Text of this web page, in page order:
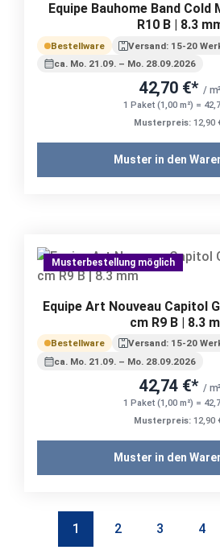
Equipe Bauhome Band
R10 B | 8.3
Bestellware
Versand: 15-20
ca. Mo. 21.09. – Mo. 28.09.2026
42,70 €* / m²
1 Paket (1,00 m²) =
Musterpreis: 12,90
Muster in den
Musterbestellung möglich
Equipe Art Nouveau Capitol
cm R9 B | 8.3
Bestellware
Versand: 15-20
ca. Mo. 21.09. – Mo. 28.09.2026
42,74 €* / m²
1 Paket (1,00 m²) =
Musterpreis: 12,90
Muster in den
Seite
1
Seite
2
Seite
3 4